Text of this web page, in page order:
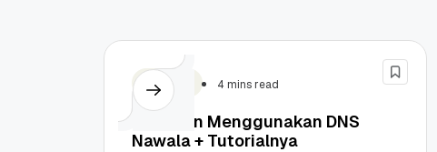
Security 4 mins read
Panduan Menggunakan DNS
Nawala + Tutorialnya